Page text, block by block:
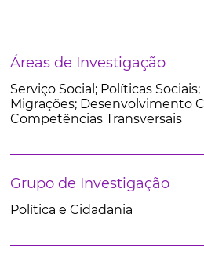
Áreas de Investigação
Serviço Social; Políticas
Migrações; Desenvolvimento
Competências Transversais
Grupo de Investigação
Política e Cidadania